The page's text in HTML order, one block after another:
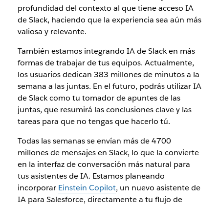
profundidad del contexto al que tiene acceso IA
de Slack, haciendo que la experiencia sea aún más
valiosa y relevante.
También estamos integrando IA de Slack en más
formas de trabajar de tus equipos. Actualmente,
los usuarios dedican 383 millones de minutos a la
semana a las juntas. En el futuro, podrás utilizar IA
de Slack como tu tomador de apuntes de las
juntas, que resumirá las conclusiones clave y las
tareas para que no tengas que hacerlo tú.
Todas las semanas se envían más de 4700
millones de mensajes en Slack, lo que la convierte
en la interfaz de conversación más natural para
tus asistentes de IA. Estamos planeando
incorporar Einstein Copilot, un nuevo asistente de
IA para Salesforce, directamente a tu flujo de